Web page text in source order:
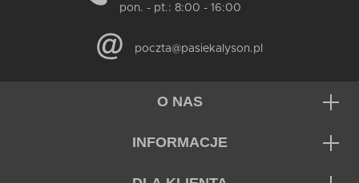
pon. - pt.: 8:00 - 16:00
poczta@pasiekalyson.pl
O NAS
INFORMACJE